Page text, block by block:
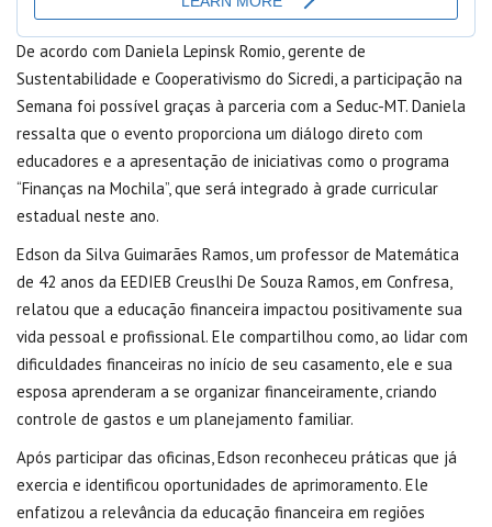
De acordo com Daniela Lepinsk Romio, gerente de
Sustentabilidade e Cooperativismo do Sicredi, a participação na
Semana foi possível graças à parceria com a Seduc-MT. Daniela
ressalta que o evento proporciona um diálogo direto com
educadores e a apresentação de iniciativas como o programa
“Finanças na Mochila”, que será integrado à grade curricular
estadual neste ano.
Edson da Silva Guimarães Ramos, um professor de Matemática
de 42 anos da EEDIEB Creuslhi De Souza Ramos, em Confresa,
relatou que a educação financeira impactou positivamente sua
vida pessoal e profissional. Ele compartilhou como, ao lidar com
dificuldades financeiras no início de seu casamento, ele e sua
esposa aprenderam a se organizar financeiramente, criando
controle de gastos e um planejamento familiar.
Após participar das oficinas, Edson reconheceu práticas que já
exercia e identificou oportunidades de aprimoramento. Ele
enfatizou a relevância da educação financeira em regiões